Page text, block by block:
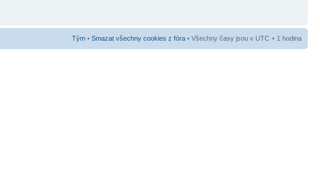
Tým • Smazat všechny cookies z fóra • Všechny časy jsou v UTC + 1 hodina